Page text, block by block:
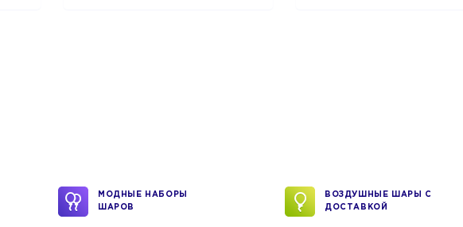
МОДНЫЕ НАБОРЫ
ШАРОВ
ВОЗДУШНЫЕ ШАРЫ С
ДОСТАВКОЙ